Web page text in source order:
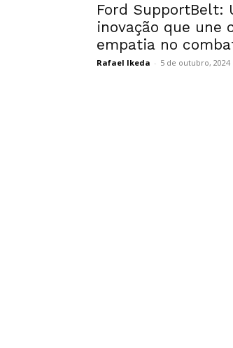
Ford SupportBelt:
inovação que une
empatia no
Rafael Ikeda - 5 de outubro, 2024